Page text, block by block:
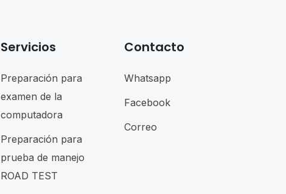
Servicios
Preparación para
examen de la
computadora
Preparación para
prueba de manejo
ROAD TEST
Contacto
Whatsapp
Facebook
Correo